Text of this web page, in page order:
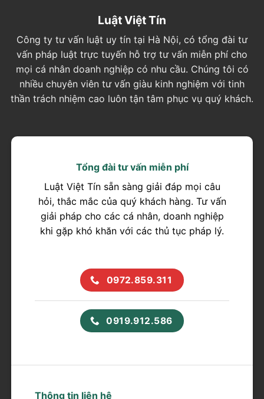
Luật Việt Tín
Công ty tư vấn luật uy tín tại Hà Nội, có tổng đài tư
vấn pháp luật trực tuyến hỗ trợ tư vấn miễn phí cho
mọi cá nhân doanh nghiệp có nhu cầu. Chúng tôi có
nhiều chuyên viên tư vấn giàu kinh nghiệm với tinh
thần trách nhiệm cao luôn tận tâm phục vụ quý khách.
Tổng đài tư vấn miễn phí
Luật Việt Tín sẵn sàng giải đáp mọi câu
hỏi, thắc mắc của quý khách hàng. Tư vấn
giải pháp cho các cá nhân, doanh nghiệp
khi gặp khó khăn với các thủ tục pháp lý.
0972.859.311
0919.912.586
Thông tin liên hệ